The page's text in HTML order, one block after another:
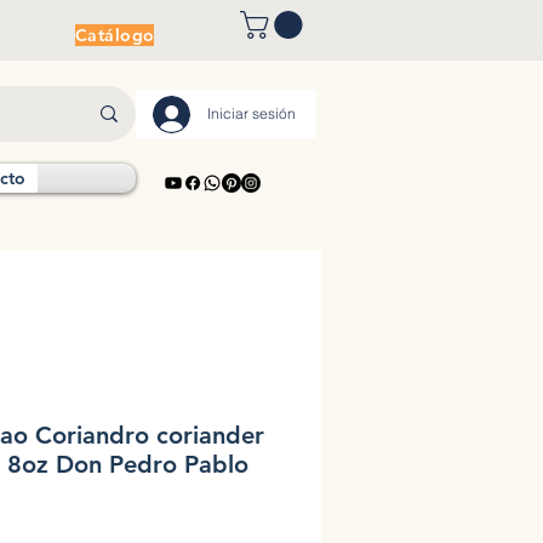
Catálogo
Iniciar sesión
Coriandro coriander
Don Pedro Pablo